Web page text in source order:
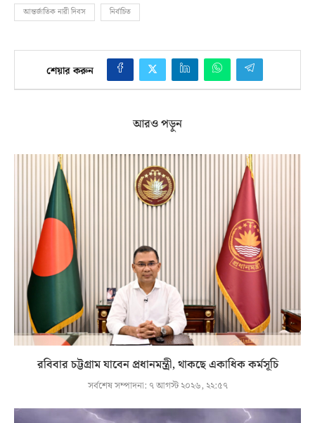
আন্তর্জাতিক নারী দিবস নির্বাচিত
শেয়ার করুন
আরও পড়ুন
রবিবার চট্টগ্রাম যাবেন প্রধানমন্ত্রী, থাকছে একাধিক কর্মসূচি
সর্বশেষ সম্পাদনা: ৭ আগস্ট ২০২৬, ২২:৫৭